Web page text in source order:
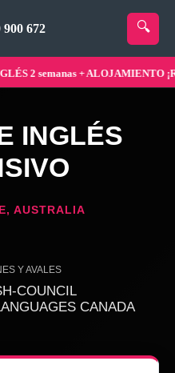
900 672
semanas + ALOJAMIENTO
INGLÉS
AUSTRALIA
Y AVALES